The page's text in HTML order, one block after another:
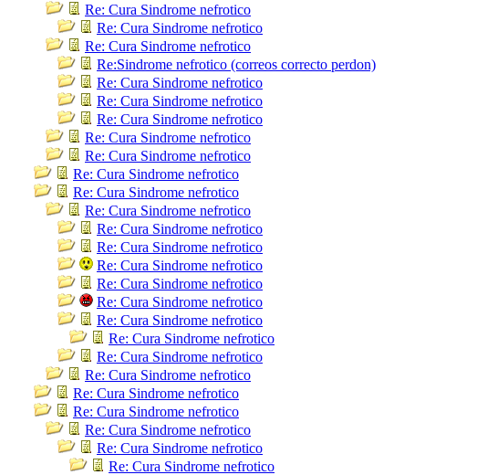
Re: Cura Sindrome nefrotico
Re: Cura Sindrome nefrotico
Re: Cura Sindrome nefrotico
Re:Sindrome nefrotico (correos correcto perdon)
Re: Cura Sindrome nefrotico
Re: Cura Sindrome nefrotico
Re: Cura Sindrome nefrotico
Re: Cura Sindrome nefrotico
Re: Cura Sindrome nefrotico
Re: Cura Sindrome nefrotico
Re: Cura Sindrome nefrotico
Re: Cura Sindrome nefrotico
Re: Cura Sindrome nefrotico
Re: Cura Sindrome nefrotico
Re: Cura Sindrome nefrotico
Re: Cura Sindrome nefrotico
Re: Cura Sindrome nefrotico
Re: Cura Sindrome nefrotico
Re: Cura Sindrome nefrotico
Re: Cura Sindrome nefrotico
Re: Cura Sindrome nefrotico
Re: Cura Sindrome nefrotico
Re: Cura Sindrome nefrotico
Re: Cura Sindrome nefrotico
Re: Cura Sindrome nefrotico
Re: Cura Sindrome nefrotico